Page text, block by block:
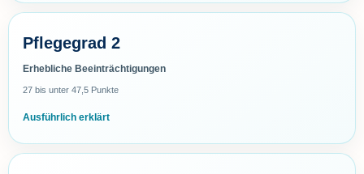
Pflegegrad 2
Erhebliche Beeinträchtigungen
27 bis unter 47,5 Punkte
Ausführlich erklärt